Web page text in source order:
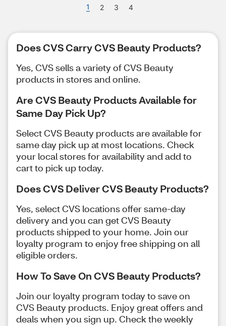
1 2 3 4
Does CVS Carry CVS Beauty Products?
Yes, CVS sells a variety of CVS Beauty
products in stores and online.
Are CVS Beauty Products Available for
Same Day Pick Up?
Select CVS Beauty products are available for
same day pick up at most locations. Check
your local stores for availability and add to
cart to pick up today.
Does CVS Deliver CVS Beauty Products?
Yes, select CVS locations offer same-day
delivery and you can get CVS Beauty
products shipped to your home. Join our
loyalty program to enjoy free shipping on all
eligible orders.
How To Save On CVS Beauty Products?
Join our loyalty program today to save on
CVS Beauty products. Enjoy great offers and
deals when you sign up. Check the weekly